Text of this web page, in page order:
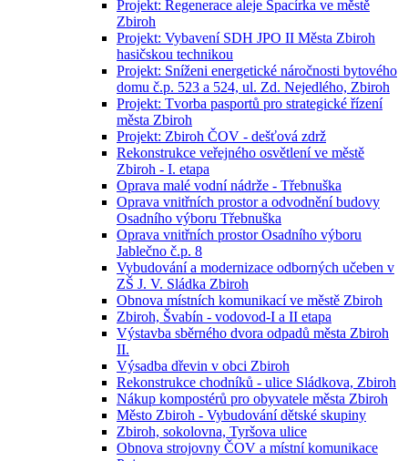
Projekt: Regenerace aleje Špacírka ve městě
Zbiroh
Projekt: Vybavení SDH JPO II Města Zbiroh
hasičskou technikou
Projekt: Sníženi energetické náročnosti bytového
domu č.p. 523 a 524, ul. Zd. Nejedlého, Zbiroh
Projekt: Tvorba pasportů pro strategické řízení
města Zbiroh
Projekt: Zbiroh ČOV - dešťová zdrž
Rekonstrukce veřejného osvětlení ve městě
Zbiroh - I. etapa
Oprava malé vodní nádrže - Třebnuška
Oprava vnitřních prostor a odvodnění budovy
Osadního výboru Třebnuška
Oprava vnitřních prostor Osadního výboru
Jablečno č.p. 8
Vybudování a modernizace odborných učeben v
ZŠ J. V. Sládka Zbiroh
Obnova místních komunikací ve městě Zbiroh
Zbiroh, Švabín - vodovod-I a II etapa
Výstavba sběrného dvora odpadů města Zbiroh
II.
Výsadba dřevin v obci Zbiroh
Rekonstrukce chodníků - ulice Sládkova, Zbiroh
Nákup kompostérů pro obyvatele města Zbiroh
Město Zbiroh - Vybudování dětské skupiny
Zbiroh, sokolovna, Tyršova ulice
Obnova strojovny ČOV a místní komunikace